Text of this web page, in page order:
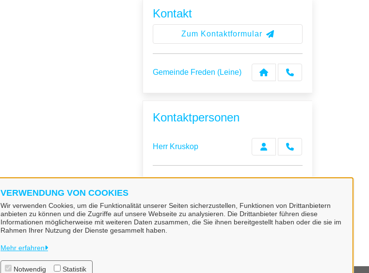
VERWENDUNG VON COOKIES
Wir verwenden Cookies, um die Funktionalität unserer Seiten sicherzustellen, Funktionen von Drittanbietern
anbieten zu können und die Zugriffe auf unsere Webseite zu analysieren. Die Drittanbieter führen diese
Informationen möglicherweise mit weiteren Daten zusammen, die Sie ihnen bereitgestellt haben oder die sie im
Rahmen Ihrer Nutzung der Dienste gesammelt haben.
Mehr erfahren
Notwendig Statistik
Kontakt
Zum Kontaktformular
Gemeinde Freden (Leine)
Kontaktpersonen
Herr Kruskop
Frau Wax